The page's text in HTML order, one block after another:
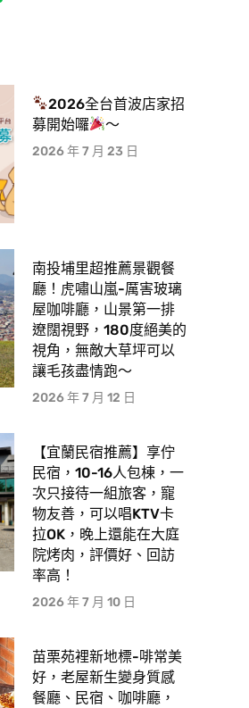
2026全台首波店家招
募開始囉
～
2026 年 7 月 23 日
南投埔里超推薦景觀餐
廳！虎嘯山嵐-厲害玻璃
屋咖啡廳，山景第一排
遼闊視野，180度絕美的
視角，無敵大草坪可以
讓毛孩盡情跑〜
2026 年 7 月 12 日
【宜蘭民宿推薦】享佇
民宿，10-16人包棟，一
次只接待一組旅客，寵
物友善，可以唱KTV卡
拉OK，晚上還能在大庭
院烤肉，評價好、回訪
率高！
2026 年 7 月 10 日
苗栗苑裡新地標-啡常美
好，老屋新生變身質感
餐廳、民宿、咖啡廳，